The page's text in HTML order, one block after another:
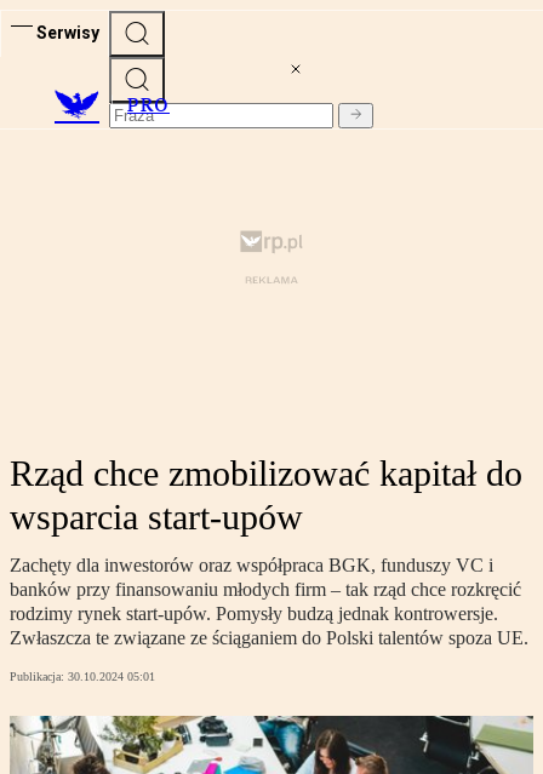
Serwisy
PRO
Rząd chce zmobilizować kapitał do
wsparcia start-upów
Zachęty dla inwestorów oraz współpraca BGK, funduszy VC i
banków przy finansowaniu młodych firm – tak rząd chce rozkręcić
rodzimy rynek start-upów. Pomysły budzą jednak kontrowersje.
Zwłaszcza te związane ze ściąganiem do Polski talentów spoza UE.
Publikacja: 30.10.2024 05:01